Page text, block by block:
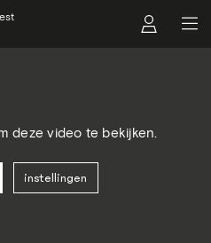
deze video te bekijken.
instellingen